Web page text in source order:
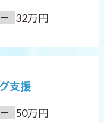
32万円
支援
50万円